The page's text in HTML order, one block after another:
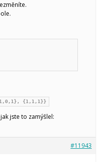
{1,1,1}}
jste to zamýšlel:
#11943